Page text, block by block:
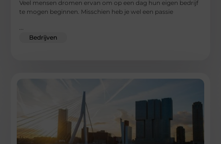
Veel mensen dromen ervan om op een dag hun eigen bedrijf
te mogen beginnen. Misschien heb je wel een passie
...
Bedrijven